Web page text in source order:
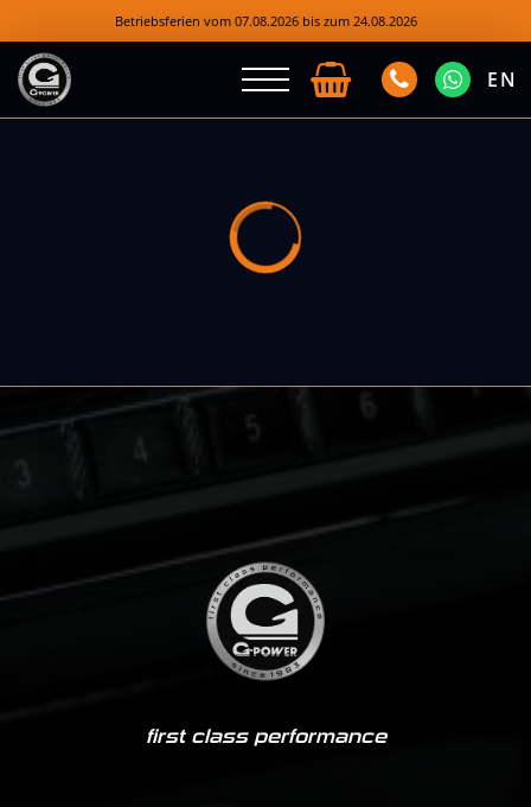
Betriebsferien vom 07.08.2026 bis zum 24.08.2026
EN
first class performance